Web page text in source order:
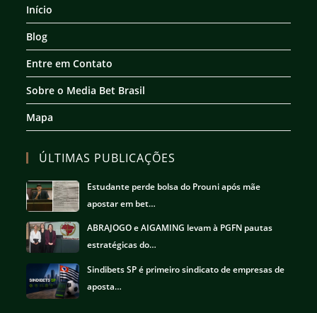
nova
aba
aba
aba
aba
Início
Blog
Entre em Contato
Sobre o Media Bet Brasil
Mapa
ÚLTIMAS PUBLICAÇÕES
Estudante perde bolsa do Prouni após mãe
apostar em bet…
ABRAJOGO e AIGAMING levam à PGFN pautas
estratégicas do…
Sindibets SP é primeiro sindicato de empresas de
aposta…